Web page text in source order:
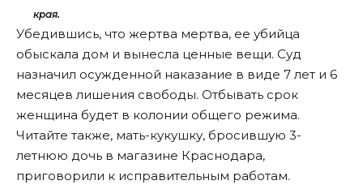
края.
Убедившись, что жертва мертва, ее убийца
обыскала дом и вынесла ценные вещи. Суд
назначил осужденной наказание в виде 7 лет и 6
месяцев лишения свободы. Отбывать срок
женщина будет в колонии общего режима.
Читайте также, мать-кукушку, бросившую 3-
летнюю дочь в магазине Краснодара,
приговорили к исправительным работам.